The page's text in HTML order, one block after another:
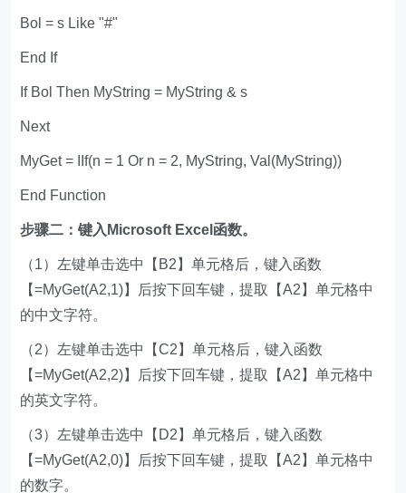
Bol = s Like "#"
End If
If Bol Then MyString = MyString & s
Next
MyGet = IIf(n = 1 Or n = 2, MyString, Val(MyString))
End Function
步骤二：键入Microsoft Excel函数。
（1）左键单击选中【B2】单元格后，键入函数
【=MyGet(A2,1)】后按下回车键，提取【A2】单元格中
的中文字符。
（2）左键单击选中【C2】单元格后，键入函数
【=MyGet(A2,2)】后按下回车键，提取【A2】单元格中
的英文字符。
（3）左键单击选中【D2】单元格后，键入函数
【=MyGet(A2,0)】后按下回车键，提取【A2】单元格中
的数字。